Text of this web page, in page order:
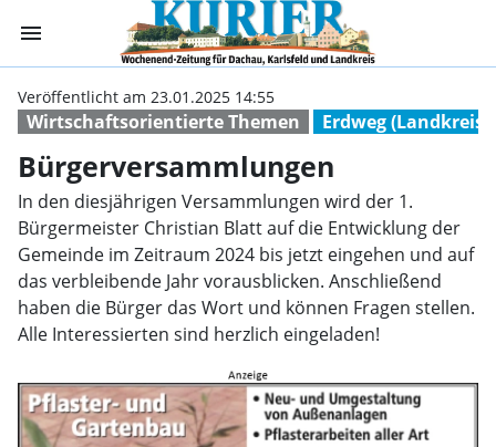
menu
Wirtschaftsorientierte Themen Erdweg (Landkreis
Veröffentlicht am 23.01.2025 14:55
Bürgerversammlungen
In den diesjährigen Versammlungen wird der 1.
Bürgermeister Christian Blatt auf die Entwicklung der
Gemeinde im Zeitraum 2024 bis jetzt eingehen und auf
das verbleibende Jahr vorausblicken. Anschließend
haben die Bürger das Wort und können Fragen stellen.
Alle Interessierten sind herzlich eingeladen!